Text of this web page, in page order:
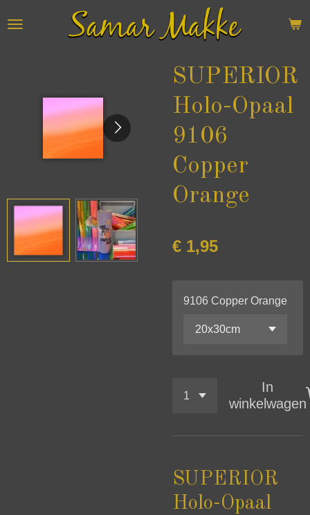
direct
SUPERIOR
Holo-Opaal
9106
Copper
Orange
€ 1,95
9106 Copper Orange
In
winkelwagen
SUPERIOR
Holo-Opaal